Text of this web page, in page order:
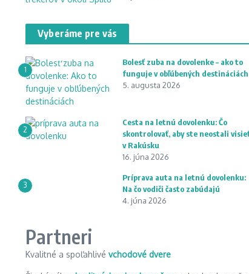
Vyberáme pre vás
1
Bolesť zuba na dovolenke – ako to
funguje v obľúbených destináciách
5. augusta 2026
2
Cesta na letnú dovolenku: Čo
skontrolovať, aby ste neostali
v Rakúsku
16. júna 2026
3
Príprava auta na letnú dovolenku:
Na čo vodiči často zabúdajú
4. júna 2026
Partneri
Kvalitné a spoľahlivé vchodové dvere